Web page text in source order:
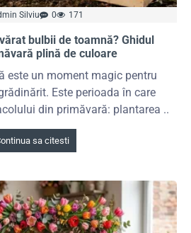
Silviu 0 171
bulbii de toamnă? Ghidul
plină de culoare
este un moment magic pentru
Este perioada în care
din primăvară: plantarea ..
sa citesti